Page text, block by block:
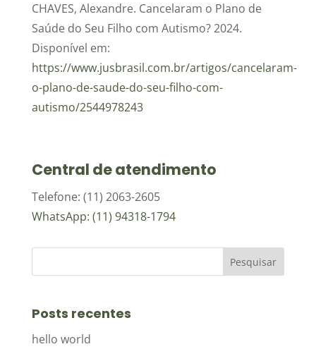
CHAVES, Alexandre. Cancelaram o Plano de
Saúde do Seu Filho com Autismo? 2024.
Disponível em:
https://www.jusbrasil.com.br/artigos/cancelaram-
o-plano-de-saude-do-seu-filho-com-
autismo/2544978243
Central de atendimento
Telefone: (11) 2063-2605
WhatsApp: (11) 94318-1794
Posts recentes
hello world